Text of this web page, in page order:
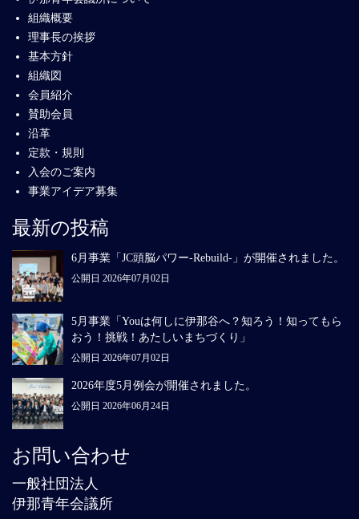
組織概要
理事長の挨拶
基本方針
組織図
会員紹介
賛助会員
沿革
定款・規則
入会のご案内
事業アイデア募集
最新の投稿
6月事業「JC頭脳パワー-Rebuild-」が開催されました。
公開日 2026年07月02日
5月事業「Youは何しに伊那谷へ？知ろう！知ってもら
おう！挑戦！あたしいまちづくり」
公開日 2026年07月02日
2026年度5月例会が開催されました。
公開日 2026年06月24日
お問い合わせ
一般社団法人
伊那青年会議所